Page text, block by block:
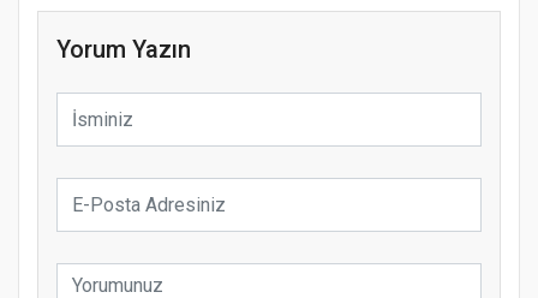
Yorum Yazın
Samsun Atakum’da Ayasofya Camii
Etkinliği
Türkiye’de insanlar dinle bağlarını